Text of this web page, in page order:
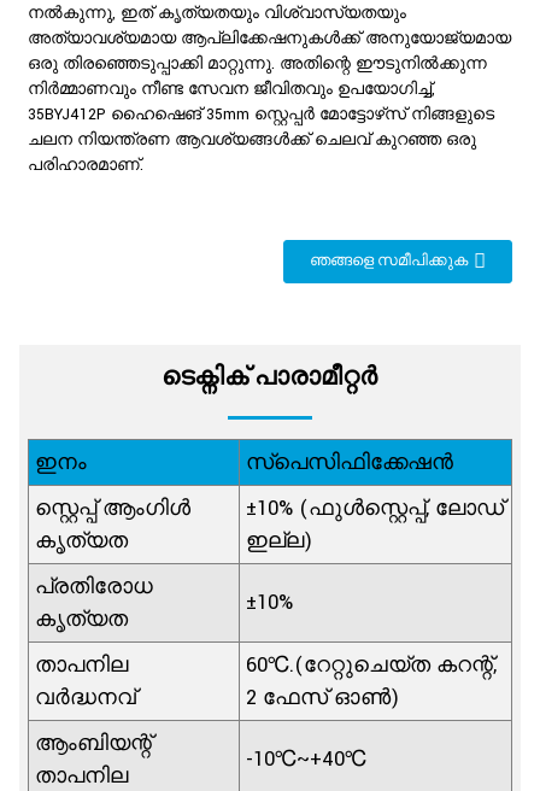
നൽകുന്നു, ഇത് കൃത്യതയും വിശ്വാസ്യതയും
അത്യാവശ്യമായ ആപ്ലിക്കേഷനുകൾക്ക് അനുയോജ്യമായ
ഒരു തിരഞ്ഞെടുപ്പാക്കി മാറ്റുന്നു. അതിന്റെ ഈടുനിൽക്കുന്ന
നിർമ്മാണവും നീണ്ട സേവന ജീവിതവും ഉപയോഗിച്ച്,
35BYJ412P ഹൈഷെങ് 35mm സ്റ്റെപ്പർ മോട്ടോഴ്‌സ് നിങ്ങളുടെ
ചലന നിയന്ത്രണ ആവശ്യങ്ങൾക്ക് ചെലവ് കുറഞ്ഞ ഒരു
പരിഹാരമാണ്.
ഞങ്ങളെ സമീപിക്കുക
ടെക്നിക് പാരാമീറ്റർ
ഇനം
സ്പെസിഫിക്കേഷൻ
സ്റ്റെപ്പ് ആംഗിൾ
കൃത്യത
±10% (ഫുൾസ്റ്റെപ്പ്, ലോഡ്
ഇല്ല)
പ്രതിരോധ
കൃത്യത
±10%
താപനില
വർദ്ധനവ്
60℃.(റേറ്റുചെയ്ത കറന്റ്,
2 ഫേസ് ഓൺ)
ആംബിയന്റ്
താപനില
-10℃~+40℃